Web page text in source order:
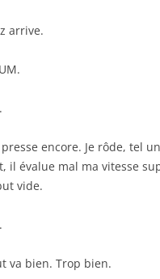
arrive.
encore. Je rôde, tel
il évalue mal ma vitesse
vide.
va bien. Trop bien.